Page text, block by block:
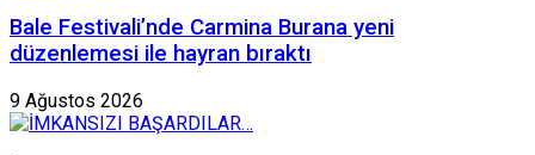
Bale Festivali’nde Carmina Burana yeni
düzenlemesi ile hayran bıraktı
9 Ağustos 2026